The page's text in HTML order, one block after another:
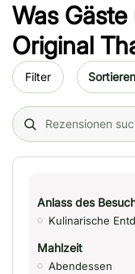
Was
Original
Filter Sort by
Search (title/text)
Anlass des
Kulinarische
Mahlzeit
Abendessen